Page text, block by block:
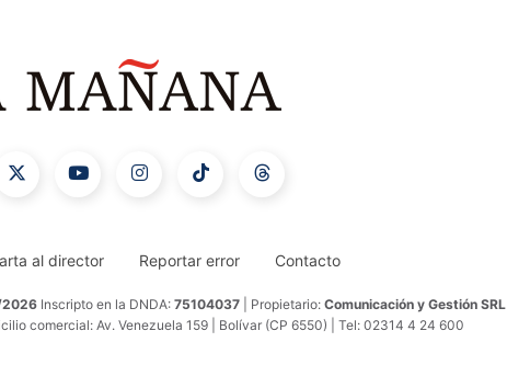
al director Reportar error Contacto
Inscripto en la DNDA: 75104037 | Propietario: Comunicación y Gestión SRL
comercial: Av. Venezuela 159 | Bolívar (CP 6550) | Tel: 02314 4 24 600